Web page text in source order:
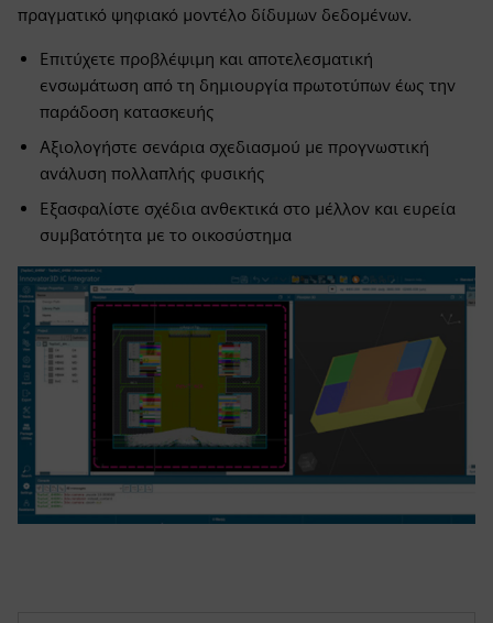
πραγματικό ψηφιακό μοντέλο δίδυμων δεδομένων.
Επιτύχετε προβλέψιμη και αποτελεσματική
ενσωμάτωση από τη δημιουργία πρωτοτύπων έως την
παράδοση κατασκευής
Αξιολογήστε σενάρια σχεδιασμού με προγνωστική
ανάλυση πολλαπλής φυσικής
Εξασφαλίστε σχέδια ανθεκτικά στο μέλλον και ευρεία
συμβατότητα με το οικοσύστημα